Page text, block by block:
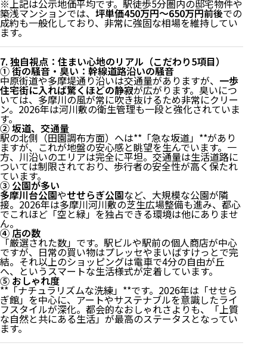
※上記は公示地価平均です。駅徒歩5分圏内の邸宅物件や
築浅マンションでは、坪単価450万円〜650万円前後での
成約も一般化しており、非常に強固な相場を維持してい
ます。
7. 独自視点：住まい心地のリアル（こだわり5項目）
① 街の騒音・臭い：幹線道路沿いの騒音
中原街道や多摩堤通り沿いは交通量がありますが、 一歩
住宅街に入れば驚くほどの静寂が広がります。臭いにつ
いては、多摩川の風が常に吹き抜けるため非常にクリー
ン。2026年は河川敷の衛生管理も一段と強化されていま
す。
② 坂道、交通量
駅の北側（田園調布方面）へは**「急な坂道」**があり
ますが、これが地盤の安心感と眺望を生んでいます。一
方、川沿いのエリアは完全に平坦。交通量は生活道路に
ついては制限されており、歩行者の安全性が高く保たれ
ています。
③ 公園が多い
多摩川台公園やせせらぎ公園など、大規模な公園が隣
接。2026年は多摩川河川敷の芝生広場整備も進み、都心
でこれほど「空と緑」を独占できる環境は他にありませ
ん。
④ 店の数
「厳選された数」です。駅ビルや駅前の個人商店が中心
ですが、日常の買い物はプレッセやまいばすけっとで完
結。それ以上のショッピングは電車で4分の自由が丘
へ、というスマートな生活様式が定着しています。
⑤ おしゃれ度
**「ナチュラリズムな洗練」**です。2026年は「せせら
ぎ館」を中心に、アートやサステナブルを意識したライ
フスタイルが深化。都会的なおしゃれさよりも、「上質
な自然と共にある生活」が最高のステータスとなってい
ます。
1. 交通アクセス：3路線が結節する「多摩川のハブ」
2. 買い物・QOL：自然を庭にし、日常は田園調布を使
いこなす